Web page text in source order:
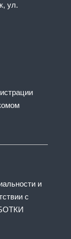
ул.
и
с